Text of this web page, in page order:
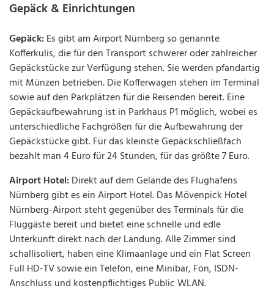
Gepäck & Einrichtungen
Gepäck:Es gibt am Airport Nürnberg so genannte
Kofferkulis, die für den Transport schwerer oder zahlreicher
Gepäckstücke zur Verfügung stehen. Sie werden pfandartig
mit Münzen betrieben. Die Kofferwagen stehen im Terminal
sowie auf den Parkplätzen für die Reisenden bereit. Eine
Gepäckaufbewahrung ist in Parkhaus P1 möglich, wobei es
unterschiedliche Fachgrößen für die Aufbewahrung der
Gepäckstücke gibt. Für das kleinste Gepäckschließfach
bezahlt man 4 Euro für 24 Stunden, für das größte 7 Euro.
Airport Hotel:Direkt auf dem Gelände des Flughafens
Nürnberg gibt es ein Airport Hotel. Das Mövenpick Hotel
Nürnberg-Airport steht gegenüber des Terminals für die
Fluggäste bereit und bietet eine schnelle und edle
Unterkunft direkt nach der Landung. Alle Zimmer sind
schallisoliert, haben eine Klimaanlage und ein Flat Screen
Full HD-TV sowie ein Telefon, eine Minibar, Fön, ISDN-
Anschluss und kostenpflichtiges Public WLAN.